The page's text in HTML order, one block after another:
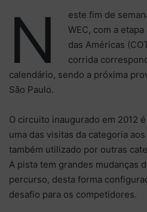
N
este fim de
WEC, com a
das Américas
corrida
calendário, sendo a próxima
São Paulo.
O circuito inaugurado em 2012
uma das visitas da categoria
também utilizado por outras
A pista tem grandes mudanças
percurso, desta forma
desafio para os competidores.